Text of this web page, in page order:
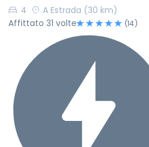
4
A Estrada (30 km)
Affittato 31 volte
(14)